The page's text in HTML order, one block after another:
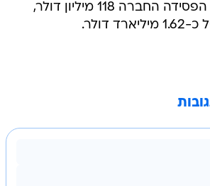
השלישי ב-2010, הפסידה החברה 118 מיליון דולר,
דולר.